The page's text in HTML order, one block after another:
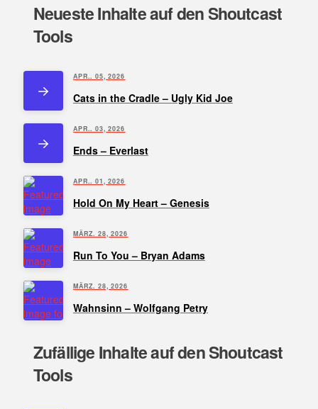
Neueste Inhalte auf den Shoutcast
Tools
APR.. 05, 2026
Cats in the Cradle – Ugly Kid Joe
APR.. 03, 2026
Ends – Everlast
APR.. 01, 2026
Hold On My Heart – Genesis
MÄRZ. 28, 2026
Run To You – Bryan Adams
MÄRZ. 28, 2026
Wahnsinn – Wolfgang Petry
Zufällige Inhalte auf den Shoutcast
Tools